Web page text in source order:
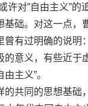
许对”自由主义”的
基础。对这一点，
曾有过明确的说明
意义，有些近于
主义”。
共同的思想基础